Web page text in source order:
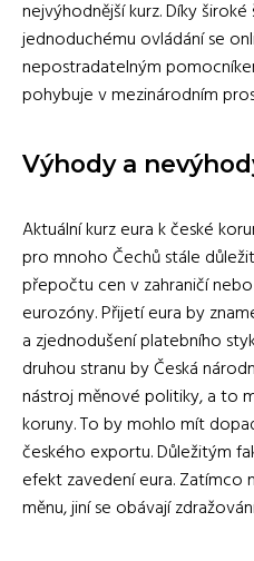
nejvýhodnější kurz. Díky
jednoduchému ovládání se
nepostradatelným
pohybuje v mezinárodním
Výhody a
Aktuální kurz eura k české
pro mnoho Čechů stále
přepočtu cen v zahraničí
eurozóny. Přijetí eura by
a zjednodušení platebního
druhou stranu by Česká
nástroj měnové politiky, a to
koruny. To by mohlo mít
českého exportu. Důležitým
efekt zavedení eura. Zatímco
měnu, jiní se obávají